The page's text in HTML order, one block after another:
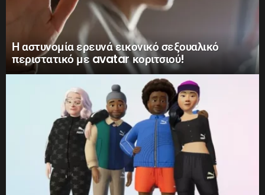
Η αστυνομία ερευνά εικονικό σεξουαλικό
περιστατικό με avatar κοριτσιού!